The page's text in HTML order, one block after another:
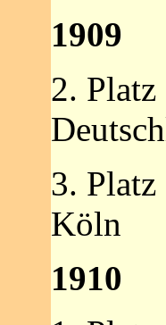
1909
2.
3. Platz
Köln
1910